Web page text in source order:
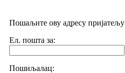
Пошаљите ову адресу пријатељу
Ел. пошта за:
Пошиљалац: